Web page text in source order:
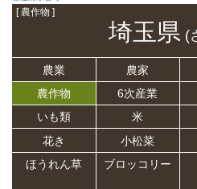
[ 農作物 ]
埼玉県(
農業 農家
農作物
6次産業
いも類
米
花き
小松菜
ほうれん草
ブロッコリー